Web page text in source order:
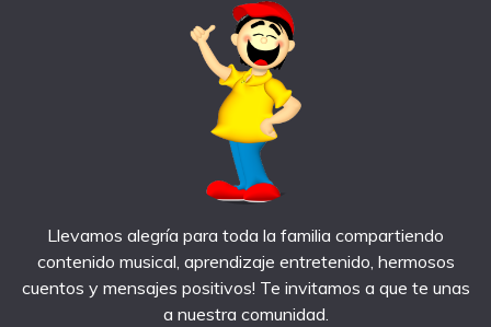
Llevamos alegría para toda la familia compartiendo
contenido musical, aprendizaje entretenido, hermosos
cuentos y mensajes positivos! Te invitamos a que te unas
a nuestra comunidad.